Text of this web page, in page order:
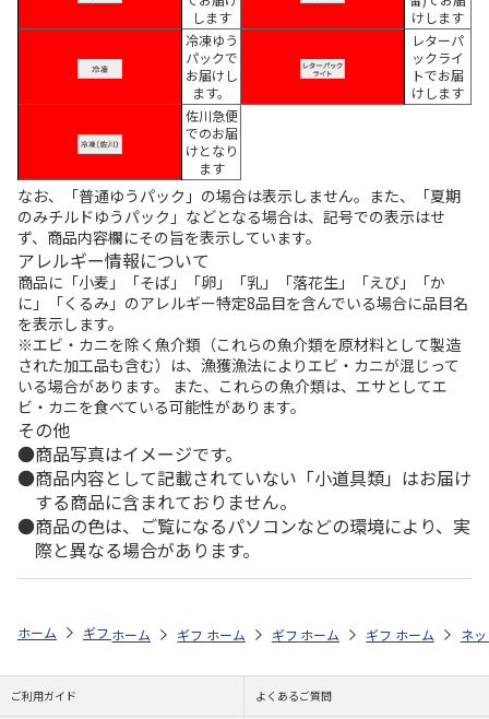
します
けします
冷凍ゆう
パックで
お届けし
ます。
レターパ
ックライ
トでお届
けします
佐川急便
でのお届
けとなり
ます
なお、「普通ゆうパック」の場合は表示しません。また、「夏期
のみチルドゆうパック」などとなる場合は、記号での表示はせ
ず、商品内容欄にその旨を表示しています。
アレルギー情報について
商品に「小麦」「そば」「卵」「乳」「落花生」「えび」「か
に」「くるみ」のアレルギー特定8品目を含んでいる場合に品目名
を表示します。
※エビ・カニを除く魚介類（これらの魚介類を原材料として製造
された加工品も含む）は、漁獲漁法によりエビ・カニが混じって
いる場合があります。 また、これらの魚介類は、エサとしてエ
ビ・カニを食べている可能性があります。
その他
商品写真はイメージです。
商品内容として記載されていない「小道具類」はお届け
する商品に含まれておりません。
商品の色は、ご覧になるパソコンなどの環境により、実
際と異なる場合があります。
ホーム ギフトストア お中元・夏ギフト特集 2026 贈る相手から探す
ホーム ギフトストア お中元・夏ギフト特集 2026
ホーム ギフトストア お中元・夏ギフト
ホーム ギフトストア お
ホーム ネ
ご利用ガイド よくあるご質問